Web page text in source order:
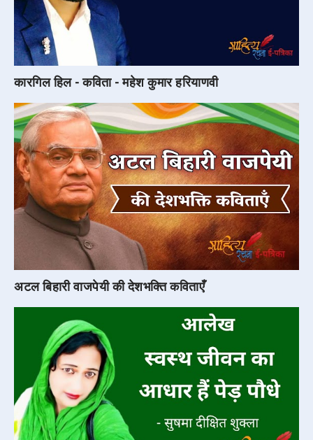
कारगिल हिल - कविता - महेश कुमार हरियाणवी
अटल बिहारी वाजपेयी की देशभक्ति कविताएँ